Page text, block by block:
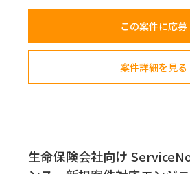
・プロジェクト開始直後および終了前
・勝田出張以外の日はリモートワーク
に対する改革提案および最終報告までを
■業務内容
・設計部門のオフィス内における行動
・現場担当者へのヒアリングおよび顕在
・課題の分析、構造化およびボトルネッ
・幹部層への中間報告、最終報告資料
ーション
この案件に応募
案件詳細を見る
生命保険会社向け